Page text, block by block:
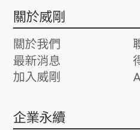
關於威剛
關於我們
最新消息
加入威剛
企業永續